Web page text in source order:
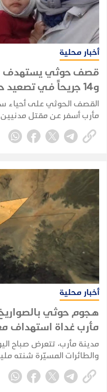
أخبار محلية
قصف حوثي يستهدف
و14 جريحاً في تصعيد حوثي جديد
القصف الحوثي على أحياء
حصيلة أولية أعلنها وزير
أخبار محلية
هجوم حوثي
مأرب غداة استهداف
مدينة مأرب، تتعرض صباح
والطائرات المسيّرة شنته
شمالي المدينة، وفق ما